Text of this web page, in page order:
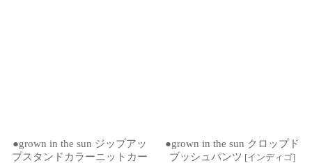
●grown in the sun ジップアッ
プスタンドカラーニットカー
●grown in the sun クロップド
ブッシュパンツ [インディゴ]